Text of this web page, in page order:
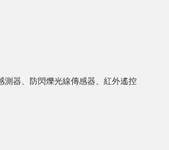
測器、防閃爍光線傳感器、紅外遙控